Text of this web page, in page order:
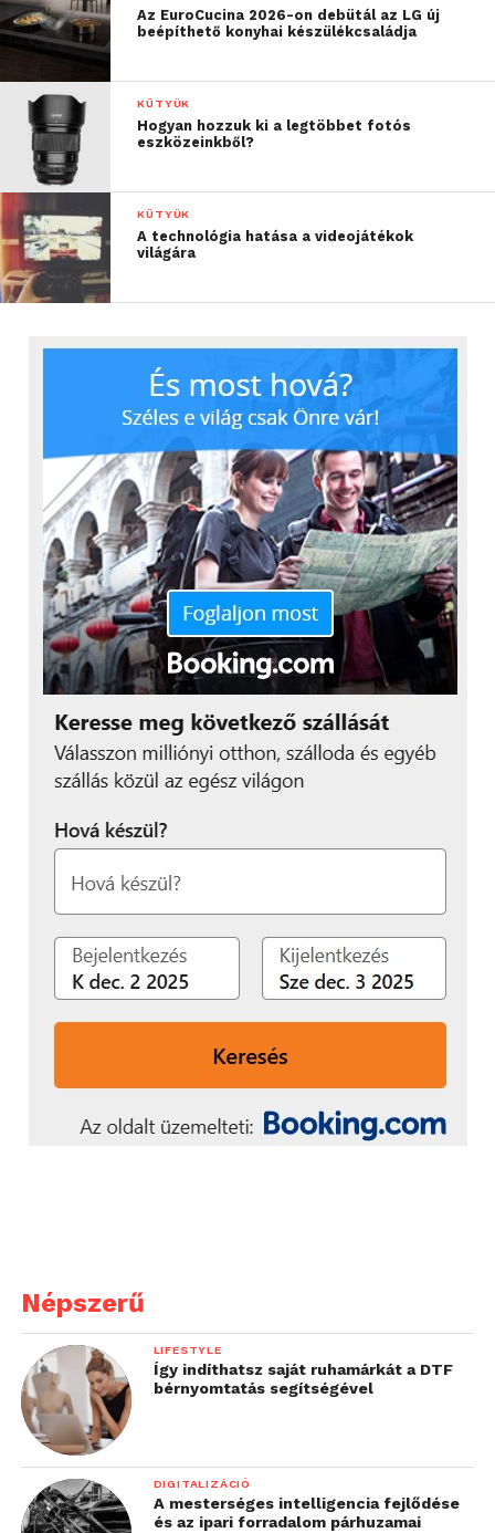
Az EuroCucina 2026-on debütál az LG új
beépíthető konyhai készülékcsaládja
KÜTYÜK
Hogyan hozzuk ki a legtöbbet fotós
eszközeinkből?
KÜTYÜK
A technológia hatása a videojátékok
világára
Népszerű
LIFESTYLE
Így indíthatsz saját ruhamárkát a DTF
bérnyomtatás segítségével
DIGITALIZÁCIÓ
A mesterséges intelligencia fejlődése
és az ipari forradalom párhuzamai